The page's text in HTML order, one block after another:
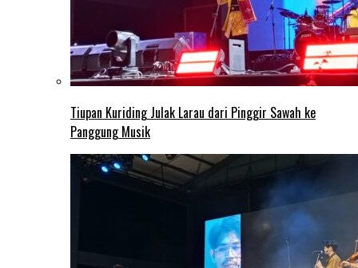
Tiupan Kuriding Julak Larau dari Pinggir Sawah ke
Panggung Musik